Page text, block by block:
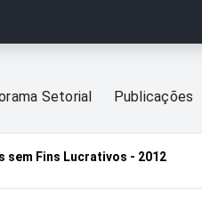
Setorial Publicações
sem Fins Lucrativos - 2012